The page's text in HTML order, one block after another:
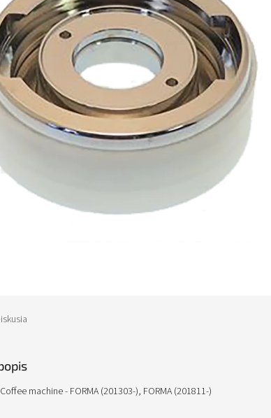
Coffee machine - FORMA (201303-), FORMA (201811-)